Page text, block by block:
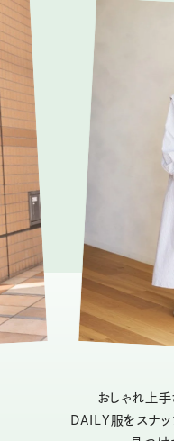
おしゃれ上
DAILY服をスナッ